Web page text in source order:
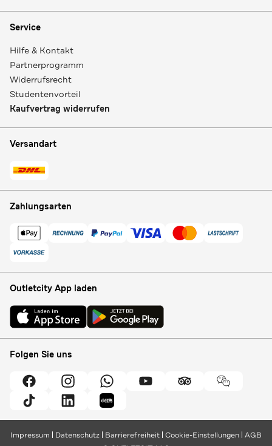
Service
Hilfe & Kontakt
Partnerprogramm
Widerrufsrecht
Studentenvorteil
Kaufvertrag widerrufen
Versandart
Zahlungsarten
Outletcity App laden
Folgen Sie uns
Impressum Datenschutz Barrierefreiheit Cookie-Einstellungen AGB